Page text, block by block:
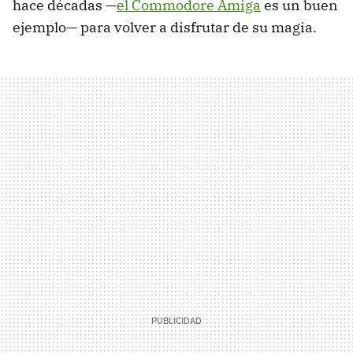
hace décadas —el Commodore Amiga es un buen
ejemplo— para volver a disfrutar de su magia.